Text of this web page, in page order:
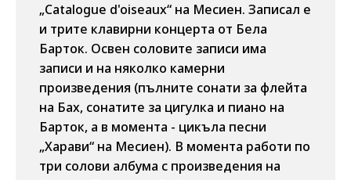
„Catalogue d'oiseaux“ на Месиен. Записал е
и трите клавирни концерта от Бела
Барток. Освен соловите записи има
записи и на няколко камерни
произведения (пълните сонати за флейта
на Бах, сонатите за цигулка и пиано на
Барток, а в момента - цикъла песни
„Харави“ на Месиен). В момента работи по
три солови албума с произведения на